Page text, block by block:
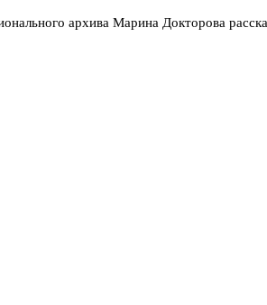
архива Марина Докторова